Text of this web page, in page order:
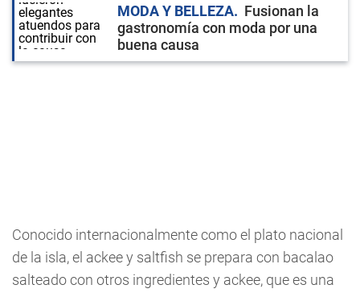
MODA Y BELLEZA
Fusionan la
gastronomía con moda por una
buena causa
Conocido internacionalmente como el plato nacional
de la isla, el ackee y saltfish se prepara con bacalao
salteado con otros ingredientes y ackee, que es una